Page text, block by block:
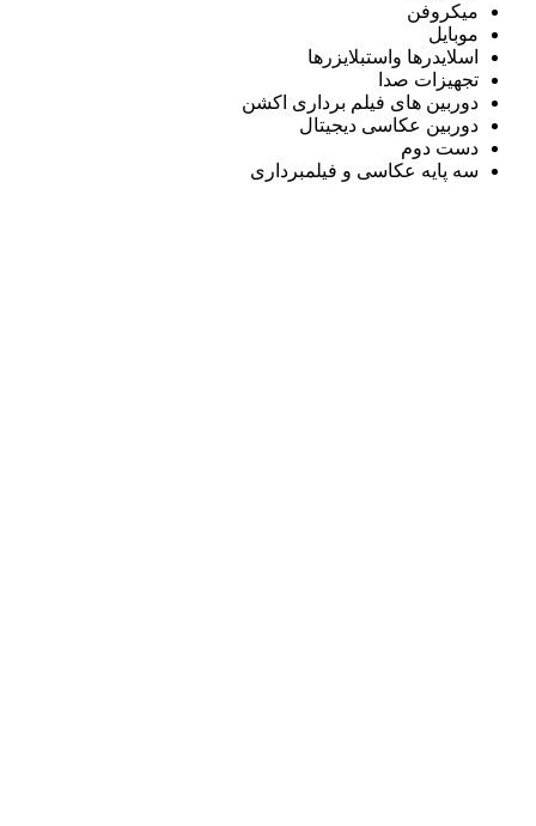
میکروفن
موبایل
اسلایدرها واستبلایزرها
تجهیزات صدا
دوربین های فیلم برداری اکشن
دوربین عکاسی دیجیتال
دست دوم
سه پایه عکاسی و فیلمبرداری